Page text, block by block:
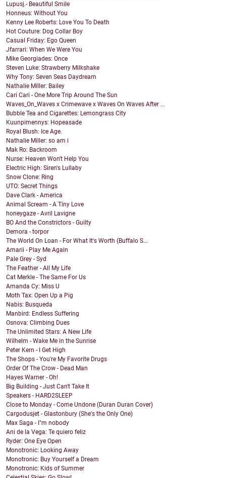
Lupusj.- Beautiful Smile
Honneus: Without You
Kenny Lee Roberts: Love You To Death
Hot Couture: Dog Collar Boy
Casual Friday: Ego Queen
Jfarrari: When We Were You
Mike Georgiades: Once
Steven Luke: Strawberry Milkshake
Why Tony: Seven Seas Daydream
Nathalie Miller: Bailey
Cari Cari - One More Trip Around The Sun
Waves_On_Waves x Crimewave x Waves On Waves After ...
Bubble Tea and Cigarettes: Lemongrass City
Kuunpimennys: Hopeasade
Royal Blush: Ice Age.
Nathalie Miller: so am i
Mak Ro: Backroom
Nurse: Heaven Won't Help You
Electric High: Siren's Lullaby
Snow Clone: Ring
UTO: Secret Things
Dave Clark - America
Animal Scream - A Tiny Love
honeygaze - Avril Lavigne
BO And the Constrictors - Guilty
Demora - torpor
The World On Loan - For What It's Worth (Buffalo S...
Amarii - Play Me Again
Pale Grey - Syd
The Feather - All My Life
Cat Merkle - The Same For Us
Amanda Cy: Miss U
Moth Tax: Open Up a Pig
Nabis: Busqueda
Manbird: Endless Suffering
Osnova: Climbing Dues
The Unlimited Stars: A New Life
Wilhelm - Wake Me in the Sunrise
Peter Kern - I Get High
The Shops - You're My Favorite Drugs
Order Of The Crow - Dead Man
Hayes Warner - Oh!
Big Building - Just Can't Take It
Speakers - HARD2SLEEP
Close to Monday - Come Undone (Duran Duran Cover)
Cargodusjet - Glastonbury (She's the Only One)
Max Saga - I"m nobody
Ani de la Vega: Te quiero feliz
Ryder: One Eye Open
Monotronic: Looking Away
Monotronic: Buy Yourself a Dream
Monotronic: Kids of Summer